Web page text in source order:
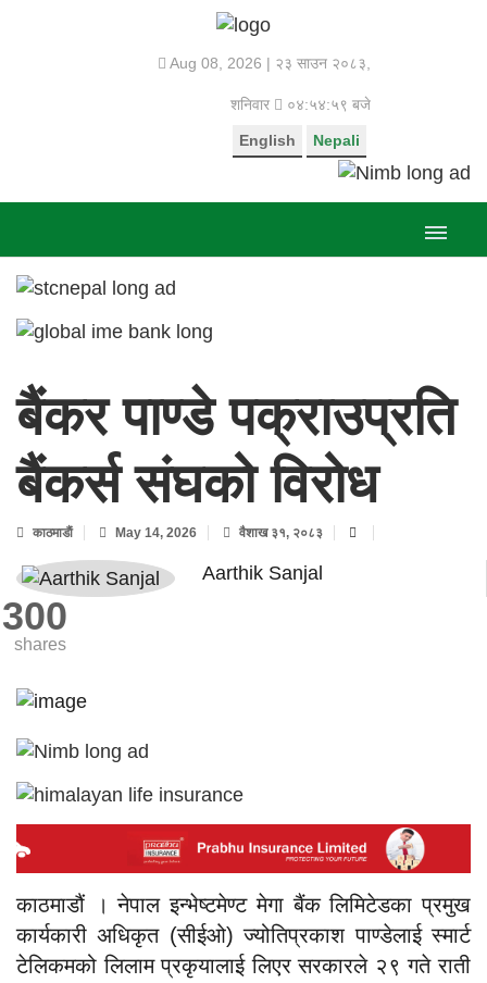
Aug 08, 2026 | २३ साउन २०८३,
शनिवार ०४:५५:० बजे
Nepali
English
बैंकर पाण्डे पक्राउप्रति
बैंकर्स संघको विरोध
काठमाडाैं May 14, 2026 वैशाख ३१, २०८३
Aarthik Sanjal
300
shares
काठमाडौं । नेपाल इन्भेष्टमेण्ट मेगा बैंक लिमिटेडका प्रमुख
कार्यकारी अधिकृत (सीईओ) ज्योतिप्रकाश पाण्डेलाई स्मार्ट
टेलिकमको लिलाम प्रकृयालाई लिएर सरकारले २९ गते राती